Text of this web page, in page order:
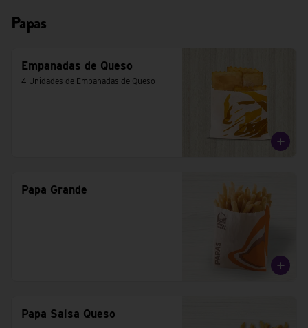
Papas
Empanadas de Queso
4 Unidades de Empanadas de Queso
Papa Grande
Papa Salsa Queso